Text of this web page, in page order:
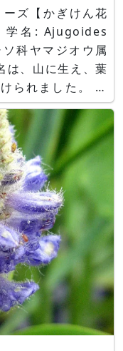
ズ【かぎけん花
科ヤマジオウ属
は、山に生え、葉
れました。 草
匍匐してっ地上
きます。葉は、短
さ3～7cm、葉幅2